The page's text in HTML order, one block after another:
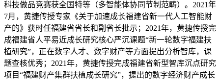
科技做品竞赛获全国特等（多智能体协同节制范畴）。2021年
7月，黄捷传授专家《关于加速成长福建省新一代人工智能财
产的》获时任福建省省长和副省长批示；2021年，黄捷传授完
成福建省人平易近成长研究核心严沉课题“新一轮数字福建扶
植研究”，正在数字人才、数字财产等方面提出分析智库，课
题查核优秀；2021年，黄捷传授完成福建省新型智库沉点研究
项目“福建财产集群扶植成长研究”，提出的数字经济财产成长